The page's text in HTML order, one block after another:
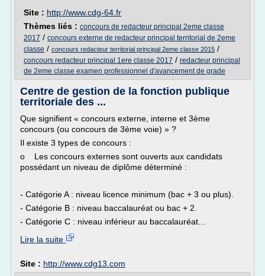
Site : http://www.cdg-64.fr
Thèmes liés : concours de redacteur principal 2eme classe
2017 / concours externe de redacteur principal territorial de 2eme
classe / concours redacteur territorial principal 2eme classe 2015 /
concours redacteur principal 1ere classe 2017 / redacteur principal
de 2eme classe examen professionnel d'avancement de grade
Centre de gestion de la fonction publique
territoriale des ...
Que signifient « concours externe, interne et 3ème
concours (ou concours de 3ème voie) » ?
Il existe 3 types de concours :
o Les concours externes sont ouverts aux candidats
possédant un niveau de diplôme déterminé :
- Catégorie A : niveau licence minimum (bac + 3 ou plus).
- Catégorie B : niveau baccalauréat ou bac + 2.
- Catégorie C : niveau inférieur au baccalauréat...
Lire la suite
Site : http://www.cdg13.com